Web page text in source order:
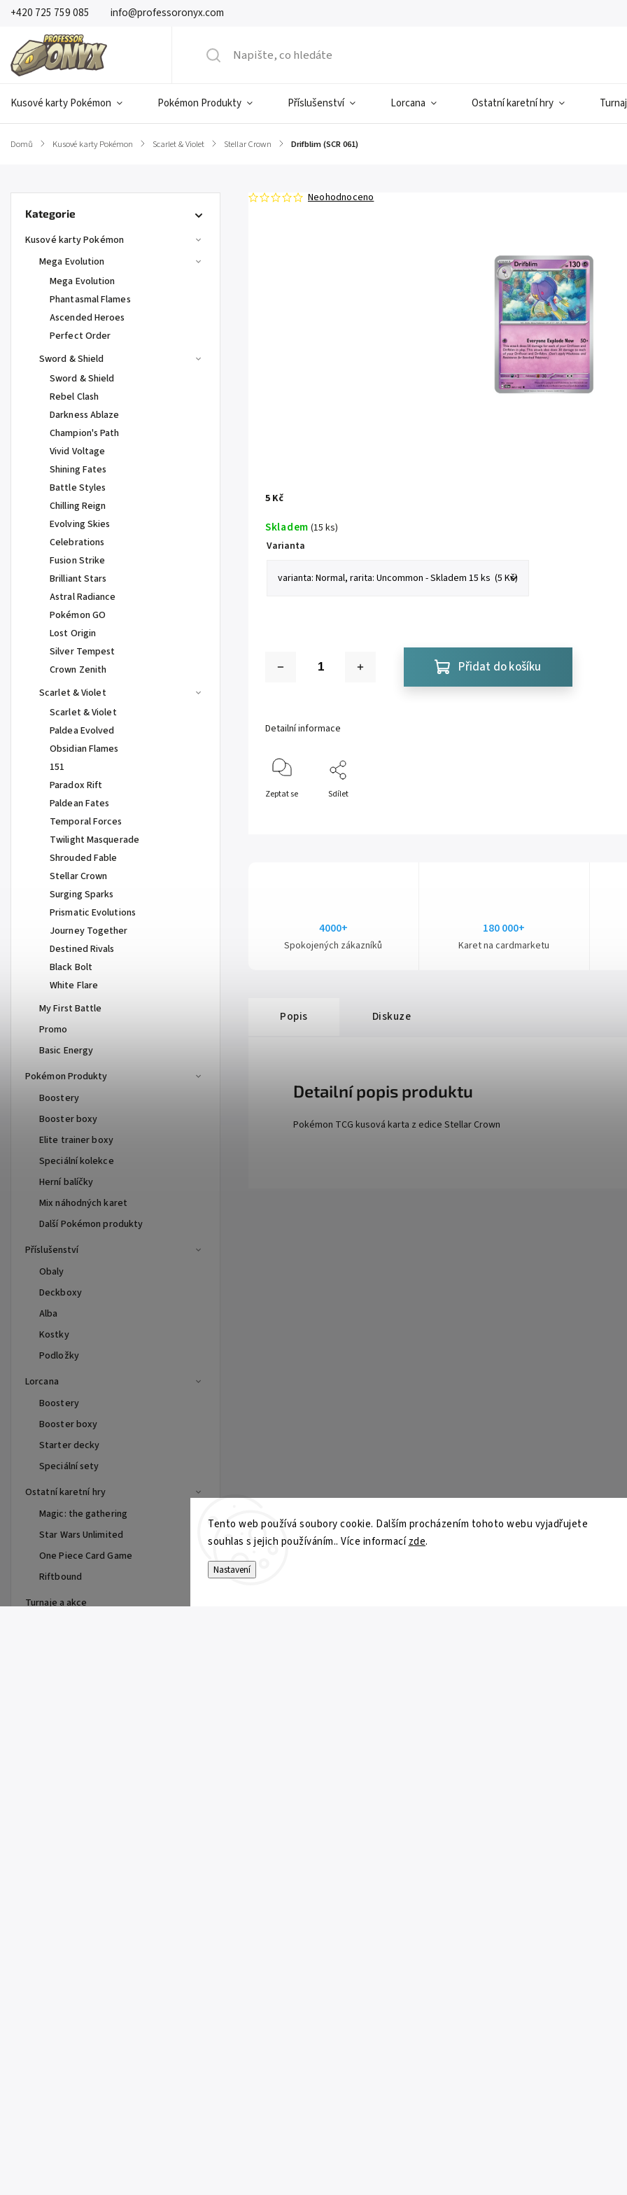
Tento web používá soubory cookie. Dalším procházením tohoto webu vyjadřujete
souhlas s jejich používáním.. Více informacízde.
Nastavení
+420 725 759 085 info@professoronyx.com
Kusové karty Pokémon Pokémon Produkty Příslušenství Lorcana Ostatní karetní hry
Domů / Kusové karty Pokémon / Scarlet & Violet / Stellar Crown / Drifblim (SCR 061)
Kategorie
Kusové karty Pokémon
Mega Evolution
Mega Evolution
Phantasmal Flames
Ascended Heroes
Perfect Order
Sword & Shield
Sword & Shield
Rebel Clash
Darkness Ablaze
Champion's Path
Vivid Voltage
Shining Fates
Battle Styles
Chilling Reign
Evolving Skies
Celebrations
Fusion Strike
Brilliant Stars
Astral Radiance
Pokémon GO
Lost Origin
Silver Tempest
Crown Zenith
Scarlet & Violet
Scarlet & Violet
Paldea Evolved
Obsidian Flames
151
Paradox Rift
Paldean Fates
Temporal Forces
Twilight Masquerade
Shrouded Fable
Stellar Crown
Surging Sparks
Prismatic Evolutions
Journey Together
Destined Rivals
Black Bolt
White Flare
My First Battle
Promo
Basic Energy
Pokémon Produkty
Boostery
Booster boxy
Elite trainer boxy
Speciální kolekce
Herní balíčky
Mix náhodných karet
Další Pokémon produkty
Příslušenství
Obaly
Deckboxy
Alba
Kostky
Podložky
Lorcana
Boostery
Booster boxy
Starter decky
Speciální sety
Ostatní karetní hry
Magic: the gathering
Star Wars Unlimited
One Piece Card Game
Riftbound
Turnaje a akce
Neohodnoceno
5 Kč
Skladem (15 ks)
Varianta
Přidat do košíku
Detailní informace
Zeptat se Sdílet
4000+
Spokojených zákazníků
180 000+
Karet na cardmarketu
Popis Diskuze
Detailní popis produktu
Pokémon TCG kusová karta z edice Stellar Crown